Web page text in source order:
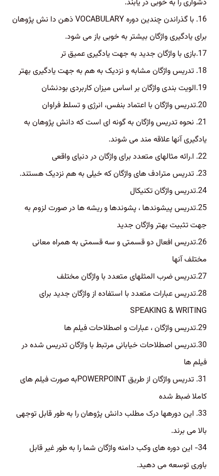
دشواری را به خوبی در یابند.
16. با گذراندن چندین دوره VOCABULARY ذهن دا نش پژوهان
برای یادگیری واژگان بیشتر به خوبی باز می شود.
17.بازی با واژگان جدید به جهت یادگیری عمیق تر
18. تدریس واژگان مشابه و نزدیک به هم به جهت یادگیری بهتر
19.الویت بندی واژگان بر اساس میزان کاربردی بودنشان
20.تدریس واژگان با اعتماد بنفس، انرژی و تسلط فراوان
21. نحوه تدریس واژگان به گونه ای است که دانش پژوهان به
یادگیری آنها علاقه مند می شوند.
22. ا.رائه مثالهای متعدد برای واژگان در دنیای واقعی
23. تدریس مترادف های واژگان که خیلی به هم نزدیک هستند.
24.تدریس واژگان تکنیکال
25.تدریس پیشوندها ، پشوندها و ریشه ها در صورت لزوم به
جهت تثبیت بهتر واژگان جدید
26.تدریس افعال دو قسمتی و سه قسمتی به همراه معانی
مختلف آنها
27.تدریس ضرب المثلهای متعدد با واژگان مختلف
28.تدریس عبارات متعدد با استفاده از واژگان جدید برای
SPEAKING & WRITING
29.تدریس واژگان ، عبارات و اصطلاحات فیلم ها
30.تدریس اصطلاحات خیابانی مرتبط با واژگان تدریس شده در
فیلم ها
31. تدریس واژگان از طریق POWERPOINTبه صورت فیلم های
کاملا ضبط شده
33. این دورهها درک مطلب دانش پژوهان را به طور قابل توجهی
بالا می برند.
34- این دوره های وکب دامنه واژگان شما را به طور غیر قابل
باوری توسعه می دهید.